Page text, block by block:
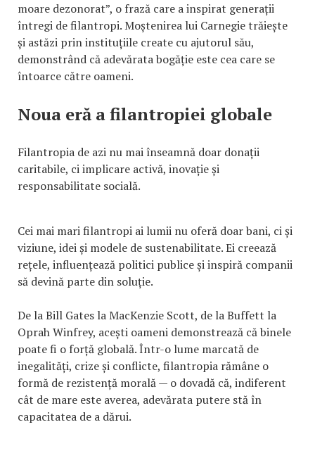
moare dezonorat”, o frază care a inspirat generații
întregi de filantropi. Moștenirea lui Carnegie trăiește
și astăzi prin instituțiile create cu ajutorul său,
demonstrând că adevărata bogăție este cea care se
întoarce către oameni.
Noua eră a filantropiei globale
Filantropia de azi nu mai înseamnă doar donații
caritabile, ci implicare activă, inovație și
responsabilitate socială.
Cei mai mari filantropi ai lumii nu oferă doar bani, ci și
viziune, idei și modele de sustenabilitate. Ei creează
rețele, influențează politici publice și inspiră companii
să devină parte din soluție.
De la Bill Gates la MacKenzie Scott, de la Buffett la
Oprah Winfrey, acești oameni demonstrează că binele
poate fi o forță globală. Într-o lume marcată de
inegalități, crize și conflicte, filantropia rămâne o
formă de rezistență morală — o dovadă că, indiferent
cât de mare este averea, adevărata putere stă în
capacitatea de a dărui.